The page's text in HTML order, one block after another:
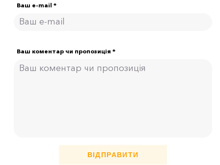
Ваш e-mail *
Ваш коментар чи пропозиція *
ВІДПРАВИТИ